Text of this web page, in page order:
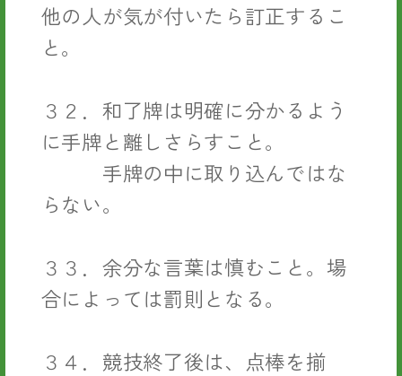
他の人が気が付いたら訂正するこ
と。
３２．和了牌は明確に分かるよう
に手牌と離しさらすこと。
手牌の中に取り込んではな
らない。
３３．余分な言葉は慎むこと。場
合によっては罰則となる。
３４．競技終了後は、点棒を揃